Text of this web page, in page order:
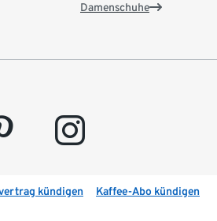
Damenschuhe
instagram
kündigen Kaffee-Abo kündigen